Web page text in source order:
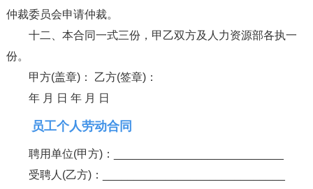
仲裁委员会申请仲裁。
十二、本合同一式三份，甲乙双方及人力资源部各执一
份。
甲方(盖章)： 乙方(签章)：
年 月 日 年 月 日
员工个人劳动合同
聘用单位(甲方)：___________________________
受聘人(乙方)：_____________________________